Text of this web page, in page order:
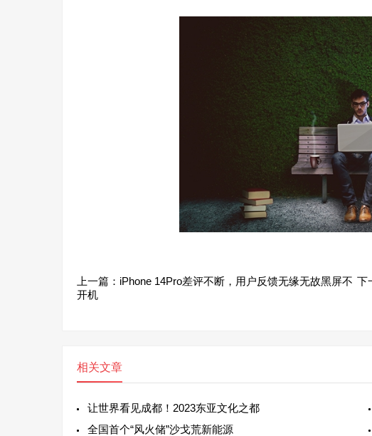
上一篇： iPhone 14Pro差评不断，用户反馈无缘无故黑屏不
开机
下
相关文章
让世界看见成都！2023东亚文化之都
全国首个“风火储”沙戈荒新能源